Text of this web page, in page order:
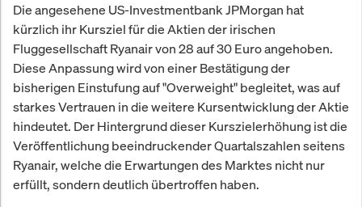
Die angesehene US-Investmentbank JPMorgan hat
kürzlich ihr Kursziel für die Aktien der irischen
Fluggesellschaft Ryanair von 28 auf 30 Euro angehoben.
Diese Anpassung wird von einer Bestätigung der
bisherigen Einstufung auf "Overweight" begleitet, was auf
starkes Vertrauen in die weitere Kursentwicklung der Aktie
hindeutet. Der Hintergrund dieser Kurszielerhöhung ist die
Veröffentlichung beeindruckender Quartalszahlen seitens
Ryanair, welche die Erwartungen des Marktes nicht nur
erfüllt, sondern deutlich übertroffen haben.